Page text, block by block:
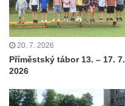
20. 7. 2026
Příměstský tábor 13. – 17. 7.
2026